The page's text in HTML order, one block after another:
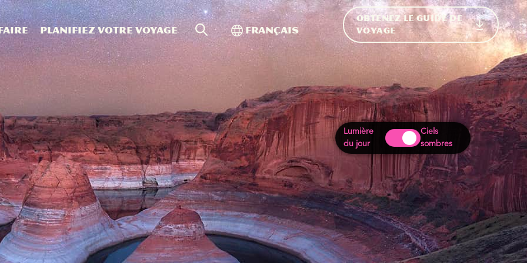
Planifiez votre voyage Recherche sur le site
Basculer vers l'international
Français
OBTENEZ LE GUIDE DE
VOYAGE
Lumière
du jour
Ciels
sombres